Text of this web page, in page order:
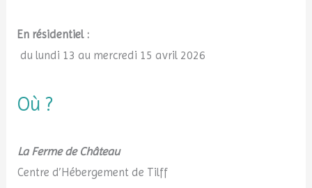
En résidentiel :
du lundi 13 au mercredi 15 avril 2026
Où ?
La Ferme de Château
Centre d’Hébergement de Tilff